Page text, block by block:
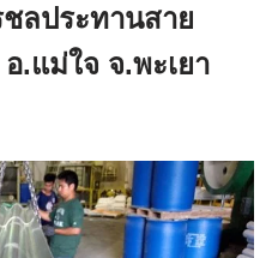
ลประทานสาย
.แม่ใจ จ.พะเยา